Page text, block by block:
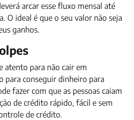
arcar esse fluxo mensal até
O ideal é que o seu valor não seja
ganhos.
atento para não cair em
para conseguir dinheiro para
fazer com que as pessoas caiam
de crédito rápido, fácil e sem
de crédito.